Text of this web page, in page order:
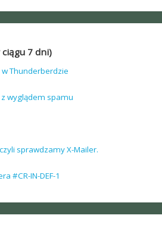
ciągu 7 dni)
Thunderberdzie
z wyglądem spamu
sprawdzamy X-Mailer.
#CR-IN-DEF-1